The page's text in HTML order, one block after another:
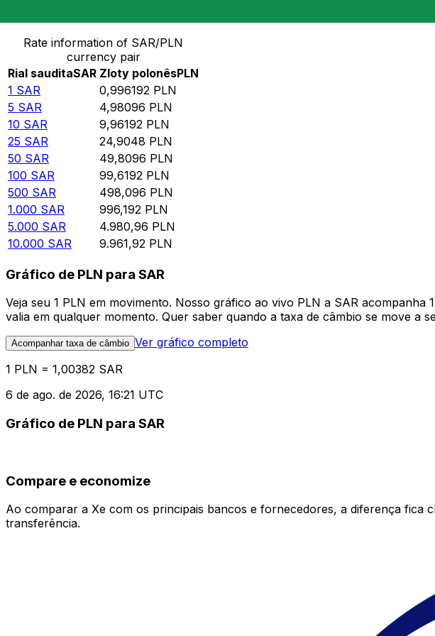
Rate information of SAR/PLN
currency pair
Rial sauditaSAR Zloty polonêsPLN
1 SAR 0,996192 PLN
5 SAR 4,98096 PLN
10 SAR 9,96192 PLN
25 SAR 24,9048 PLN
50 SAR 49,8096 PLN
100 SAR 99,6192 PLN
500 SAR 498,096 PLN
1.000 SAR 996,192 PLN
5.000 SAR 4.980,96 PLN
10.000 SAR 9.961,92 PLN
Gráfico de PLN para SAR
Veja seu 1 PLN em movimento. Nosso gráfico ao vivo PLN a SAR
valia em qualquer momento. Quer saber quando a taxa de câmbio se move a
Acompanhar taxa de câmbio Ver gráfico completo
1 PLN = 1,00382 SAR
6 de ago. de 2026, 16:21 UTC
Gráfico de PLN para SAR
Compare e economize
Ao comparar a Xe com os principais bancos e fornecedores, a diferença fica
transferência.